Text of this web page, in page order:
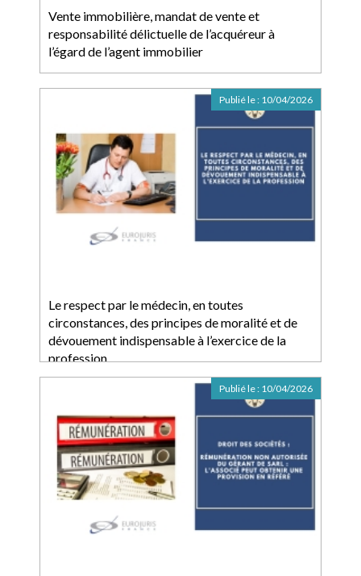
Vente immobilière, mandat de vente et
responsabilité délictuelle de l’acquéreur à
l’égard de l’agent immobilier
Le respect par le médecin, en toutes
circonstances, des principes de moralité et de
dévouement indispensable à l’exercice de la
profession
Publié le : 10/04/2026
Publié le : 10/04/2026